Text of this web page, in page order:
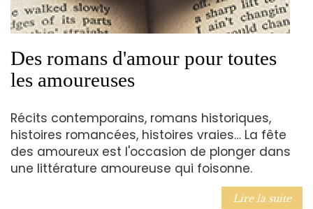
Des romans d'amour pour toutes
les amoureuses
Récits contemporains, romans historiques,
histoires romancées, histoires vraies… La fête
des amoureux est l'occasion de plonger dans
une littérature amoureuse qui foisonne.
Lire la suite